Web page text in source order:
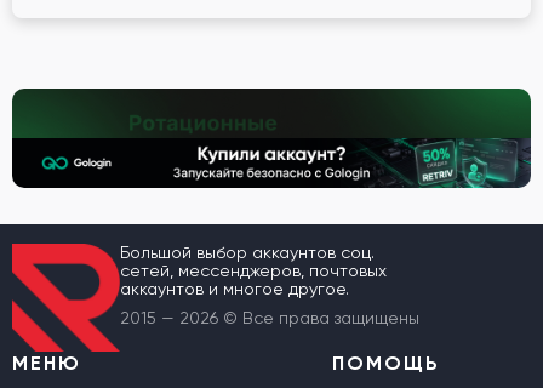
Большой выбор аккаунтов соц.
сетей, мессенджеров, почтовых
аккаунтов и многое другое.
2015 — 2026 © Все права защищены
МЕНЮ ПОМОЩЬ